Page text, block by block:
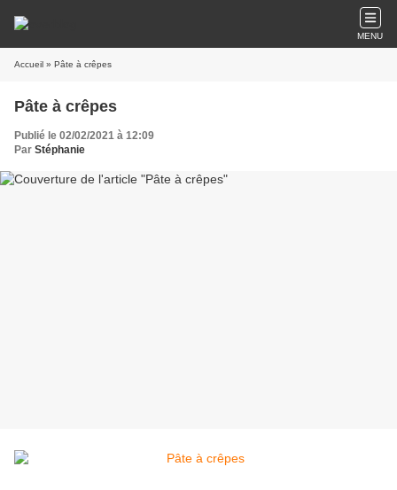
MENU
Accueil » Pâte à crêpes
Pâte à crêpes
Publié le 02/02/2021 à 12:09
Par Stéphanie